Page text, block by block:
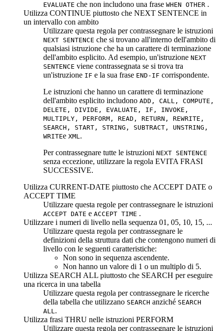
EVALUATE che non includono una frase WHEN OTHER .
Utilizza CONTINUE piuttosto che NEXT SENTENCE in
un intervallo con ambito
Utilizzare questa regola per contrassegnare le istruzioni
NEXT SENTENCE che si trovano all'interno dell'ambito di
qualsiasi istruzione che ha un carattere di terminazione
dell'ambito esplicito. Ad esempio, un'istruzione NEXT
SENTENCE viene contrassegnata se si trova tra
un'istruzione IF e la sua frase END-IF corrispondente.
Le istruzioni che hanno un carattere di terminazione
dell'ambito esplicito includono ADD, CALL, COMPUTE,
DELETE, DIVIDE, EVALUATE, IF, INVOKE,
MULTIPLY, PERFORM, READ, RETURN, REWRITE,
SEARCH, START, STRING, SUBTRACT, UNSTRING,
WRITEe XML .
Per contrassegnare tutte le istruzioni NEXT SENTENCE
senza eccezione, utilizzare la regola EVITA FRASI
SUCCESSIVE.
Utilizza CURRENT-DATE piuttosto che ACCEPT DATE o
ACCEPT TIME
Utilizzare questa regole per contrassegnare le istruzioni
ACCEPT DATE e ACCEPT TIME .
Utilizzare i numeri di livello nella sequenza 01, 05, 10, 15, ...
Utilizzare questa regola per contrassegnare le
definizioni della struttura dati che contengono numeri di
livello con le seguenti caratteristiche:
Non sono in sequenza ascendente.
Non hanno un valore di 1 o un multiplo di 5.
Utilizza SEARCH ALL piuttosto che SEARCH per eseguire
una ricerca in una tabella
Utilizzare questa regola per contrassegnare le ricerche
della tabella che utilizzano SEARCH anziché SEARCH
ALL .
Utilizza frasi THRU nelle istruzioni PERFORM
Utilizzare questa regola per contrassegnare le istruzioni